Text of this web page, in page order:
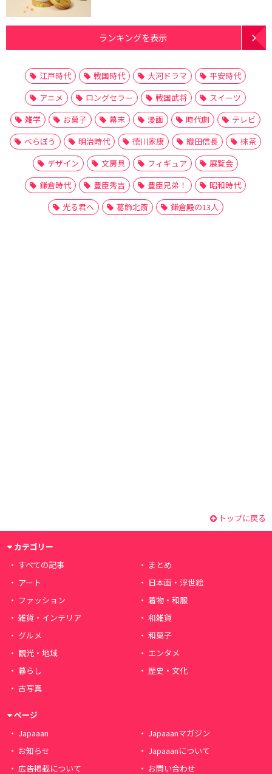
ランキングを表示
江戸時代 戦国時代 大河ドラマ
平安時代
アニメ
ロングセラー 戦国武将
スイーツ
雑学
お菓子 幕末 漫画 時代劇
テレビ
べらぼう
明治時代 徳川家康 織田信長
抹茶
デザイン
文房具 フィギュア
展覧会
鎌倉時代
豊臣秀吉 豊臣兄弟！
昭和時代
光る君へ
葛飾北斎 鎌倉殿の13人
トップに戻る
カテゴリー
すべての記事
まとめ
アート
日本画・浮世絵
ファッション
着物・和服
雑貨・インテリア
和雑貨
グルメ
和菓子
観光・地域
エンタメ
暮らし
歴史・文化
古写真
ページ
Japaaan
Japaaanマガジン
お知らせ
Japaaanについて
広告掲載について
お問い合わせ